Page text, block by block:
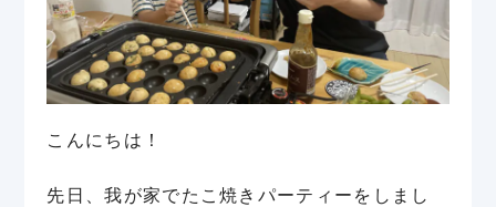
こんにちは！
先日、我が家でたこ焼きパーティーをしまし